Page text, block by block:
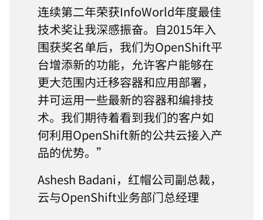
连续第二年荣获InfoWorld年度最佳
技术奖让我深感振奋。自2015年入
围获奖名单后，我们为OpenShift平
台增添新的功能，允许客户能够在
更大范围内迁移容器和应用部署，
并可运用一些最新的容器和编排技
术。我们期待着看到我们的客户如
何利用OpenShift新的公共云接入产
品的优势。”
Ashesh Badani，红帽公司副总裁，
云与OpenShift业务部门总经理